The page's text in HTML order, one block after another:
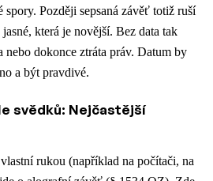
Později sepsaná závěť totiž ruší
která je novější. Bez data tak
nebo dokonce ztráta práv. Datum by
a být pravdivé.
svědků: Nejčastější
rukou (například na počítači, na